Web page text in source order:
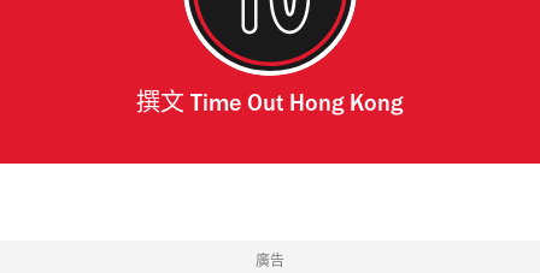
撰文 Time Out Hong Kong
廣告